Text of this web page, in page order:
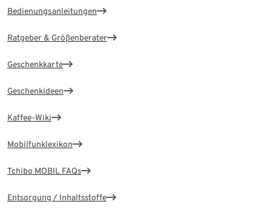
Bedienungsanleitungen
Ratgeber & Größenberater
Geschenkkarte
Geschenkideen
Kaffee-Wiki
Mobilfunklexikon
Tchibo MOBIL FAQs
Entsorgung / Inhaltsstoffe